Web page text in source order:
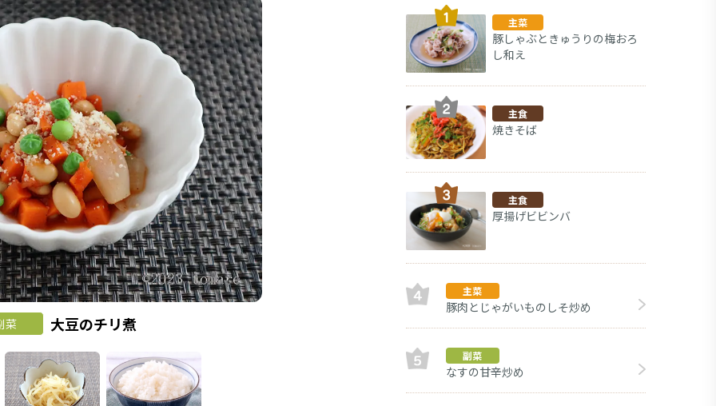
菜 大豆のチリ煮
主菜
豚しゃぶときゅうりの梅おろ
し和え
主食
焼きそば
主食
厚揚げビビンバ
主菜
豚肉とじゃがいものしそ炒め
副菜
なすの甘辛炒め